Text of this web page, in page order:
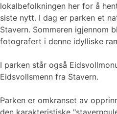
lokalbefolkningen her for å
siste nytt. I dag er parken et
Stavern. Sommeren igjennom
fotografert i denne idylliske
I parken står også
Eidsvollsmenn fra Stavern.
Parken er omkranset av